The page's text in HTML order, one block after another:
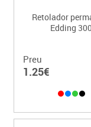
Retolador
Edding 300
Preu
1.25€